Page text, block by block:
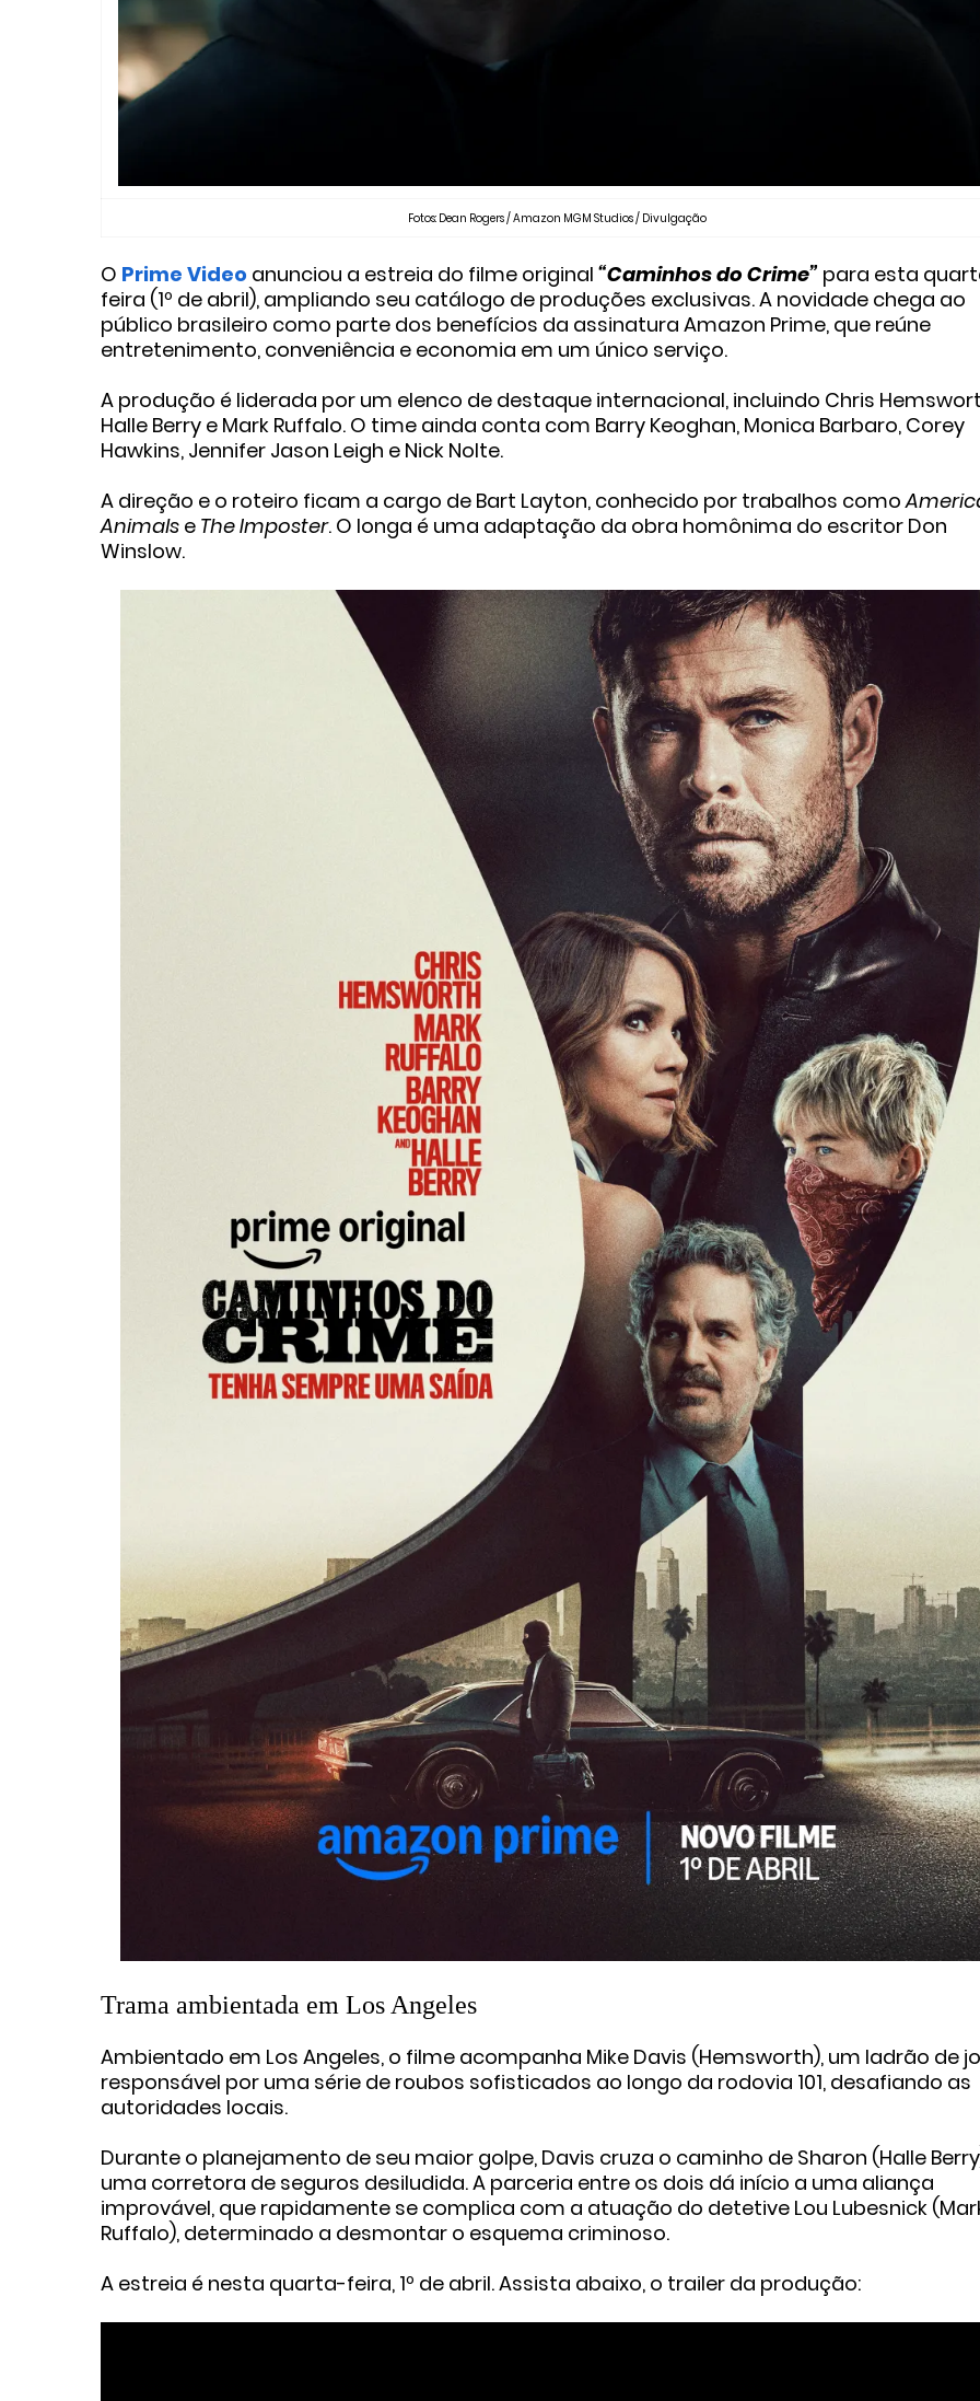
Fotos: Dean Rogers / Amazon MGM Studios / Divulgação
O Prime Video anunciou a estreia do filme original “Caminhos do Crime” para esta
feira (1º de abril), ampliando seu catálogo de produções exclusivas. A novidade chega ao
público brasileiro como parte dos benefícios da assinatura Amazon Prime, que reúne
entretenimento, conveniência e economia em um único serviço.
A produção é liderada por um elenco de destaque internacional, incluindo Chris
Halle Berry e Mark Ruffalo. O time ainda conta com Barry Keoghan, Monica Barbaro, Corey
Hawkins, Jennifer Jason Leigh e Nick Nolte.
A direção e o roteiro ficam a cargo de Bart Layton, conhecido por trabalhos como
Animals e The Imposter. O longa é uma adaptação da obra homônima do escritor Don
Winslow.
Trama ambientada em Los Angeles
Ambientado em Los Angeles, o filme acompanha Mike Davis (Hemsworth), um ladrão de
responsável por uma série de roubos sofisticados ao longo da rodovia 101, desafiando as
autoridades locais.
Durante o planejamento de seu maior golpe, Davis cruza o caminho de Sharon (Halle
uma corretora de seguros desiludida. A parceria entre os dois dá início a uma aliança
improvável, que rapidamente se complica com a atuação do detetive Lou Lubesnick
Ruffalo), determinado a desmontar o esquema criminoso.
A estreia é nesta quarta-feira, 1º de abril. Assista abaixo, o trailer da produção: